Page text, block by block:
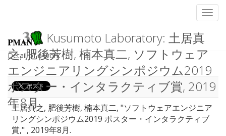
Kusumoto Laboratory: 土居真
之, 肥後芳樹, 楠本真二, ソフトウェア
エンジニアリングシンポジウム2019
ポスター・インタラクティブ賞, 2019
年8月.
Detail of a work
土居真之, 肥後芳樹, 楠本真二, "ソフトウェアエンジニア
リングシンポジウム2019 ポスター・インタラクティブ
賞," , 2019年8月.